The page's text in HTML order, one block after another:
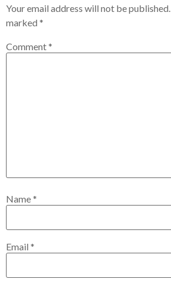
Your email address will not be published.
marked *
Comment*
Name*
Email *